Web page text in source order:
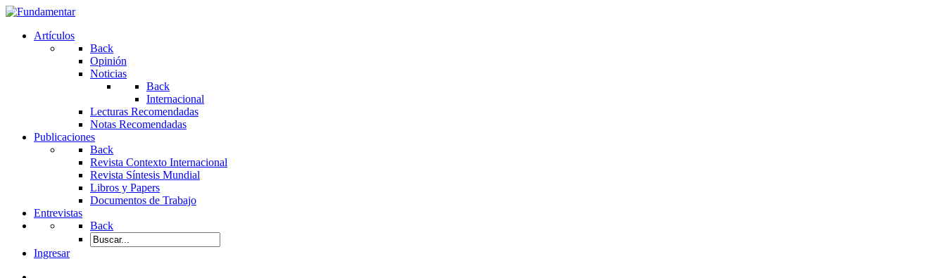
Artículos
Back
Opinión
Noticias
Back
Internacional
Lecturas Recomendadas
Notas Recomendadas
Publicaciones
Back
Revista Contexto Internacional
Revista Síntesis Mundial
Libros y Papers
Documentos de Trabajo
Entrevistas
Back
Ingresar